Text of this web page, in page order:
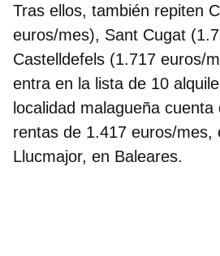
Tras ellos, también repiten
euros/mes), Sant Cugat
Castelldefels (1.717 euros/
entra en la lista de 10
localidad malagueña
rentas de 1.417 euros/mes,
Llucmajor, en Baleares.